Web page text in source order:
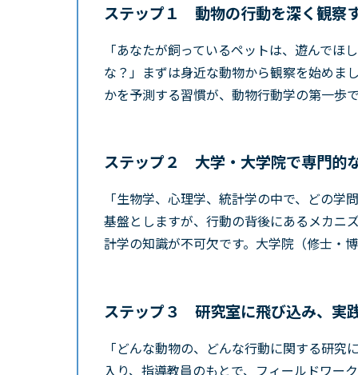
ステップ１ 動物の行動を深く観察
「あなたが飼っているペットは、遊んで
な？」 まずは身近な動物から観察を始めま
かを予測する習慣が、動物行動学の第一歩で
ステップ２ 大学・大学院で専門的
「生物学、心理学、統計学の中で、どの学
基盤としますが、行動の背後にあるメカニ
計学の知識が不可欠です。大学院（修士・
ステップ３ 研究室に飛び込み、実
「どんな動物の、どんな行動に関する研究
入り、指導教員のもとで、フィールドワー